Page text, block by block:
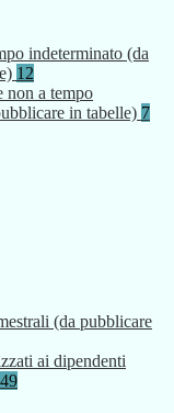
indeterminato (da
12
non a tempo
in tabelle) 7
(da pubblicare
ai dipendenti
49